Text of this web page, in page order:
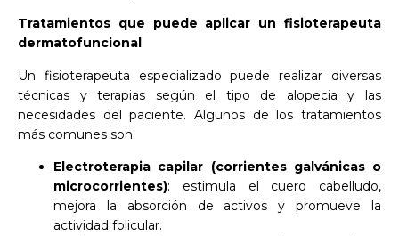
Tratamientos que puede aplicar un fisioterapeuta
dermatofuncional
Un fisioterapeuta especializado puede realizar diversas
técnicas y terapias según el tipo de alopecia y las
necesidades del paciente. Algunos de los tratamientos
más comunes son:
Electroterapia capilar (corrientes galvánicas o
microcorrientes): estimula el cuero cabelludo,
mejora la absorción de activos y promueve la
actividad folicular.